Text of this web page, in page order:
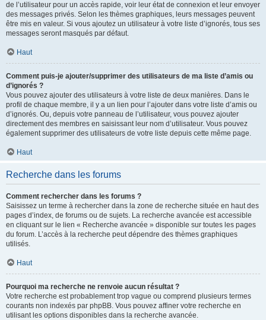
de l’utilisateur pour un accès rapide, voir leur état de connexion et leur envoyer
des messages privés. Selon les thèmes graphiques, leurs messages peuvent
être mis en valeur. Si vous ajoutez un utilisateur à votre liste d’ignorés, tous ses
messages seront masqués par défaut.
Haut
Comment puis-je ajouter/supprimer des utilisateurs de ma liste d’amis ou
d’ignorés ?
Vous pouvez ajouter des utilisateurs à votre liste de deux manières. Dans le
profil de chaque membre, il y a un lien pour l’ajouter dans votre liste d’amis ou
d’ignorés. Ou, depuis votre panneau de l’utilisateur, vous pouvez ajouter
directement des membres en saisissant leur nom d’utilisateur. Vous pouvez
également supprimer des utilisateurs de votre liste depuis cette même page.
Haut
Recherche dans les forums
Comment rechercher dans les forums ?
Saisissez un terme à rechercher dans la zone de recherche située en haut des
pages d’index, de forums ou de sujets. La recherche avancée est accessible
en cliquant sur le lien « Recherche avancée » disponible sur toutes les pages
du forum. L’accès à la recherche peut dépendre des thèmes graphiques
utilisés.
Haut
Pourquoi ma recherche ne renvoie aucun résultat ?
Votre recherche est probablement trop vague ou comprend plusieurs termes
courants non indexés par phpBB. Vous pouvez affiner votre recherche en
utilisant les options disponibles dans la recherche avancée.